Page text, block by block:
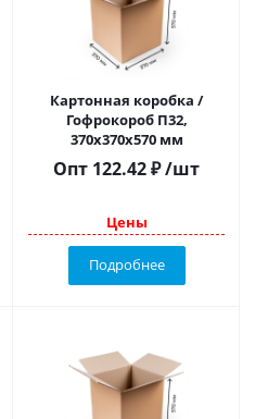
Картонная коробка /
Гофрокороб П32,
370х370х570 мм
Опт 122.42₽/шт
Цены
Подробнее